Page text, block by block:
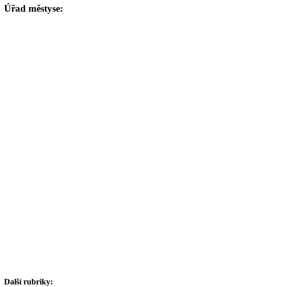
Úřad městyse:
Další rubriky: